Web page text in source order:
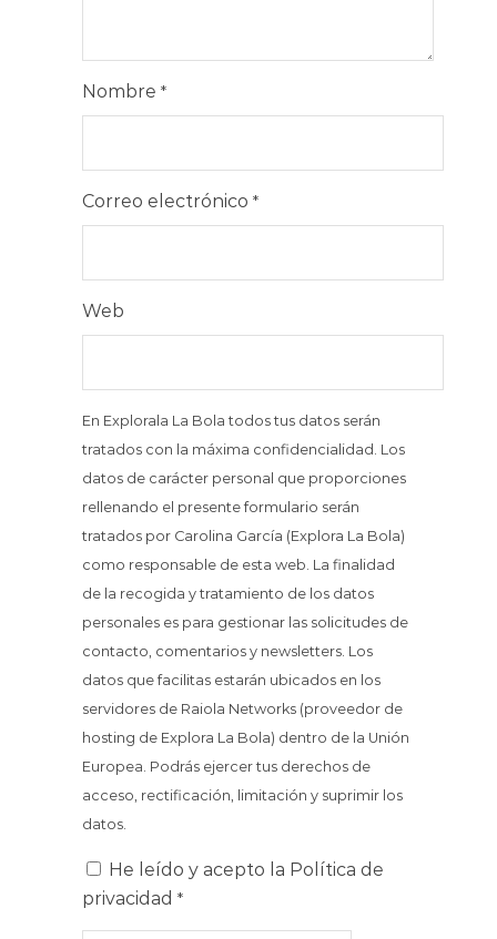
Nombre *
Correo electrónico *
Web
En Explorala La Bola todos tus datos serán
tratados con la máxima confidencialidad. Los
datos de carácter personal que proporciones
rellenando el presente formulario serán
tratados por Carolina García (Explora La Bola)
como responsable de esta web. La finalidad
de la recogida y tratamiento de los datos
personales es para gestionar las solicitudes de
contacto, comentarios y newsletters. Los
datos que facilitas estarán ubicados en los
servidores de Raiola Networks (proveedor de
hosting de Explora La Bola) dentro de la Unión
Europea. Podrás ejercer tus derechos de
acceso, rectificación, limitación y suprimir los
datos.
He leído y acepto la Política de
privacidad *